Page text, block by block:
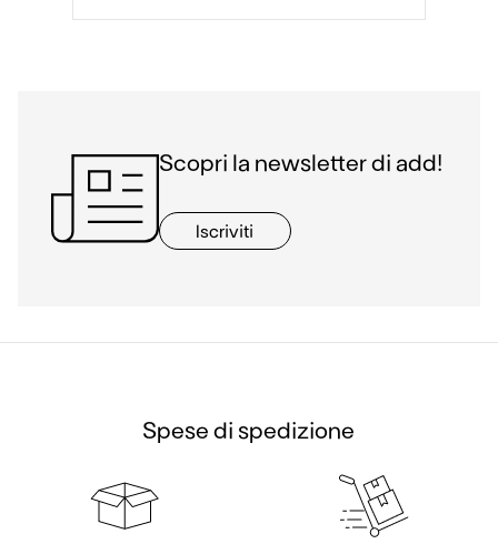
Scopri la newsletter di add!
Iscriviti
Spese di spedizione